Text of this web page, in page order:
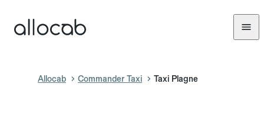
Allocab Commander Taxi Taxi Plagne